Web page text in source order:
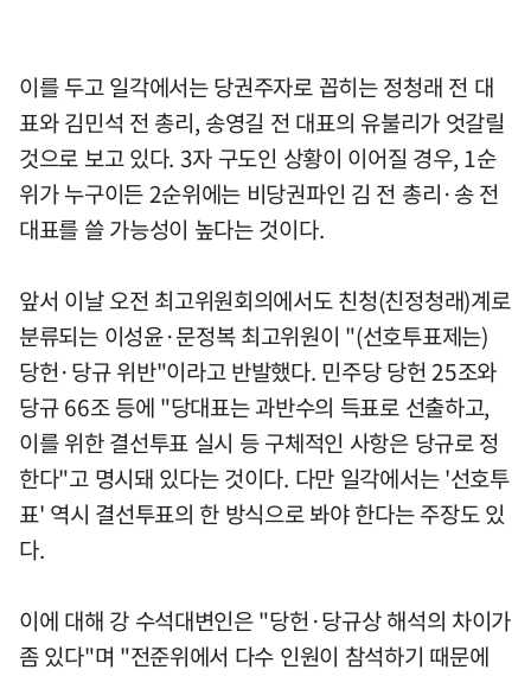
이를 두고 일각에서는 당권주자로 꼽히는 정청래 전 대
표와 김민석 전 총리, 송영길 전 대표의 유불리가 엇갈릴
것으로 보고 있다. 3자 구도인 상황이 이어질 경우, 1순
위가 누구이든 2순위에는 비당권파인 김 전 총리·송 전
대표를 쓸 가능성이 높다는 것이다.
앞서 이날 오전 최고위원회의에서도 친청(친정청래)계로
분류되는 이성윤·문정복 최고위원이 "(선호투표제는)
당헌·당규 위반"이라고 반발했다. 민주당 당헌 25조와
당규 66조 등에 "당대표는 과반수의 득표로 선출하고,
이를 위한 결선투표 실시 등 구체적인 사항은 당규로 정
한다"고 명시돼 있다는 것이다. 다만 일각에서는 '선호투
표' 역시 결선투표의 한 방식으로 봐야 한다는 주장도 있
다.
이에 대해 강 수석대변인은 "당헌·당규상 해석의 차이가
좀 있다"며 "전준위에서 다수 인원이 참석하기 때문에